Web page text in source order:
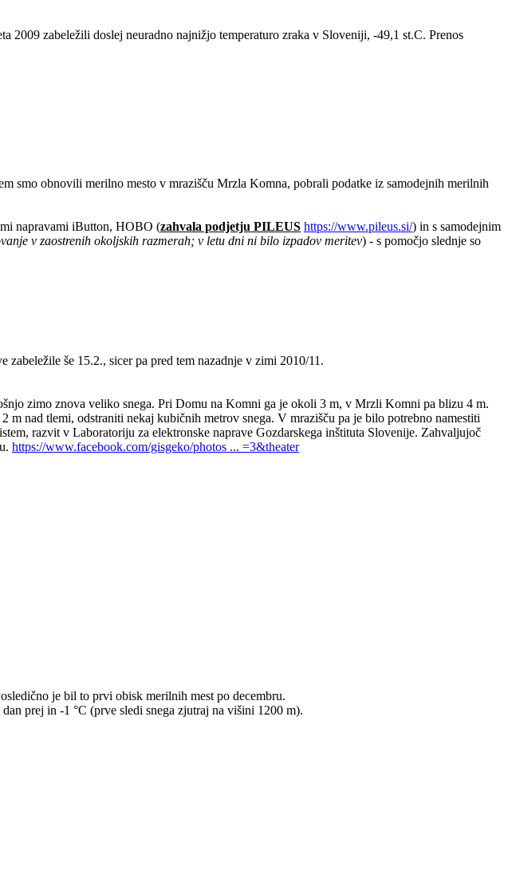
2009 zabeležili doslej neuradno najnižjo temperaturo zraka v Sloveniji, -49,1 st.C. Prenos
smo obnovili merilno mesto v mrazišču Mrzla Komna, pobrali podatke iz samodejnih merilnih
napravami iButton, HOBO (zahvala podjetju PILEUS https://www.pileus.si/) in s samodejnim
v zaostrenih okoljskih razmerah; v letu dni ni bilo izpadov meritev) - s pomočjo slednje so
še 15.2., sicer pa pred tem nazadnje v zimi 2010/11.
zimo znova veliko snega. Pri Domu na Komni ga je okoli 3 m, v Mrzli Komni pa blizu 4 m.
nad tlemi, odstraniti nekaj kubičnih metrov snega. V mrazišču pa je bilo potrebno namestiti
razvit v Laboratoriju za elektronske naprave Gozdarskega inštituta Slovenije. Zahvaljujoč
https://www.facebook.com/gisgeko/photos ... =3&theater
je bil to prvi obisk merilnih mest po decembru.
prej in -1 °C (prve sledi snega zjutraj na višini 1200 m).